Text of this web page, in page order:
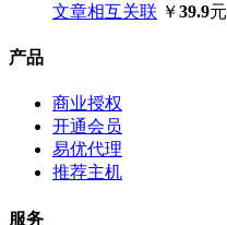
文章相互关联 ￥39.9元
产品
商业授权
开通会员
易优代理
推荐主机
服务